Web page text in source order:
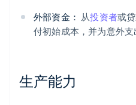
外部资金： 从投资者或
付初始成本，并为意外支
生产能力